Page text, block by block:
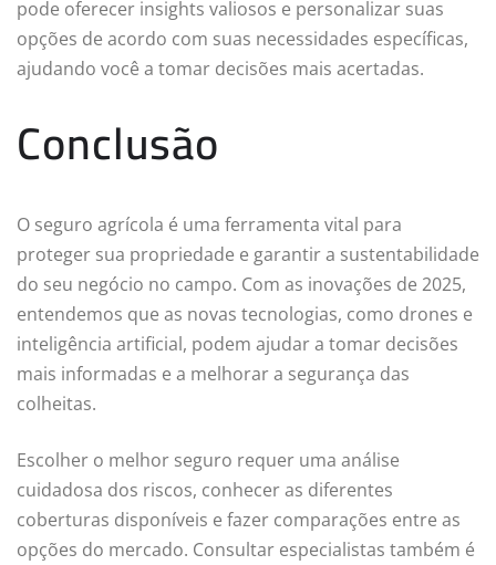
pode oferecer insights valiosos e personalizar suas
opções de acordo com suas necessidades específicas,
ajudando você a tomar decisões mais acertadas.
Conclusão
O seguro agrícola é uma ferramenta vital para
proteger sua propriedade e garantir a sustentabilidade
do seu negócio no campo. Com as inovações de 2025,
entendemos que as novas tecnologias, como drones e
inteligência artificial, podem ajudar a tomar decisões
mais informadas e a melhorar a segurança das
colheitas.
Escolher o melhor seguro requer uma análise
cuidadosa dos riscos, conhecer as diferentes
coberturas disponíveis e fazer comparações entre as
opções do mercado. Consultar especialistas também é